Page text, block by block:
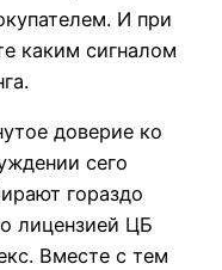
И при
каким сигналом
доверие ко
сего
гораздо
лицензией ЦБ
Вместе с тем